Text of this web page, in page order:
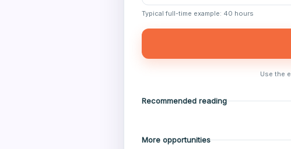
Typical full-time example: 40 hours
Use the
Recommended reading
More opportunities